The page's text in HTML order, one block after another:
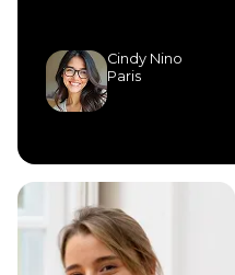
Cindy Nino
Paris